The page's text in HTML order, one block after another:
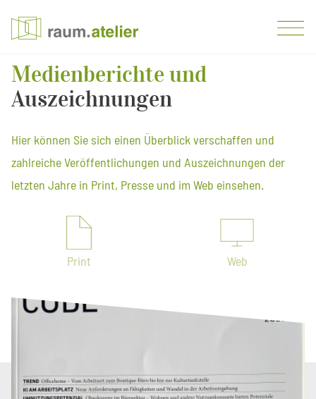
Medienberichte und
Auszeichnungen
Hier können Sie sich einen Überblick verschaffen und
zahlreiche Veröffentlichungen und Auszeichnungen der
letzten Jahre in Print, Presse und im Web einsehen.
Print Web
Home
Leistungen
Philosophie
Presse